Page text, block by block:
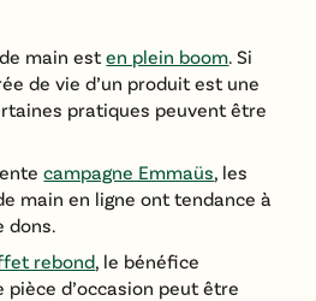
main esten plein boom. Si
de vie d’un produit est une
pratiques peuvent être
campagne Emmaüs, les
main en ligne ont tendance à
dons.
rebond, le bénéfice
pièce d’occasion peut être